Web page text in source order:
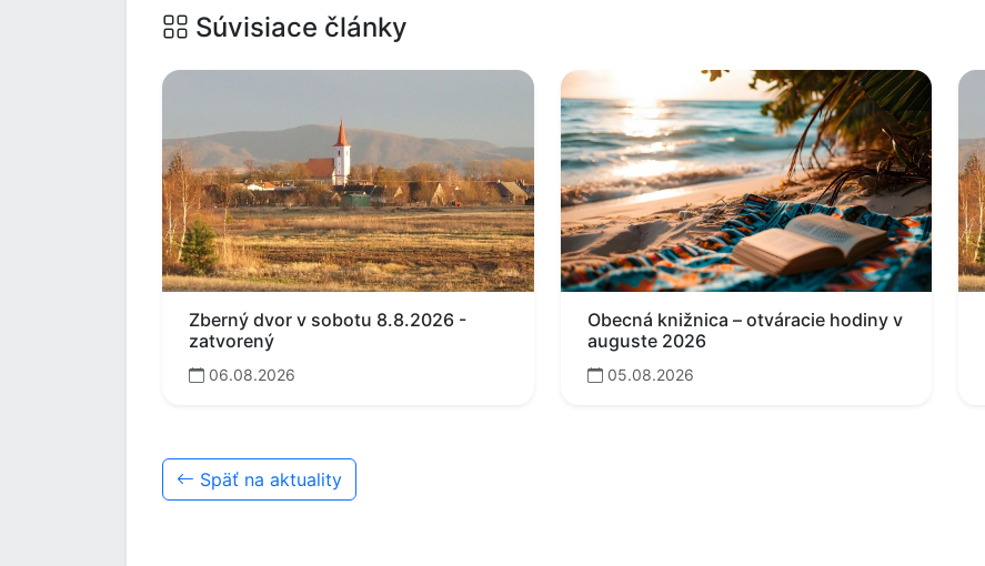
Súvisiace články
Zberný dvor v sobotu 8.8.2026 -
zatvorený
06.08.2026
Obecná knižnica – otváracie hodiny v
auguste 2026
05.08.2026
Späť na aktuality